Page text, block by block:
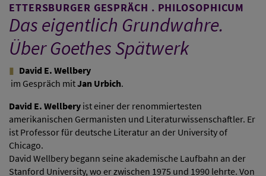
ETTERSBURGER GESPRÄCH . PHILOSOPHICUM
Das eigentlich Grundwahre.
Über Goethes Spätwerk
David E. Wellbery
im Gespräch mitJan Urbich.
David E. Wellbery ist einer der renommiertesten
amerikanischen Germanisten und Literaturwissenschaftler. Er
ist Professor für deutsche Literatur an der University of
Chicago.
David Wellbery begann seine akademische Laufbahn an der
Stanford University, wo er zwischen 1975 und 1990 lehrte. Von